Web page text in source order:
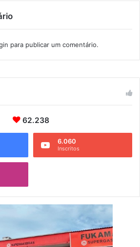
para publicar um comentário.
62.238
6.060
Inscritos